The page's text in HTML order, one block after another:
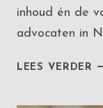
inhoud én de
advocaten in
LEES VERDER